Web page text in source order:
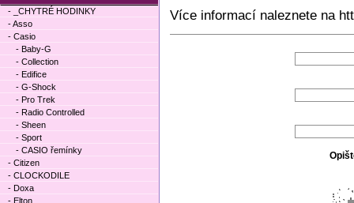
Více informací naleznete na
- _CHYTRÉ HODINKY
- Asso
- Casio
- Baby-G
- Collection
- Edifice
- G-Shock
- Pro Trek
- Radio Controlled
- Sheen
- Sport
- CASIO řemínky
- Citizen
- CLOCKODILE
- Doxa
- Elton